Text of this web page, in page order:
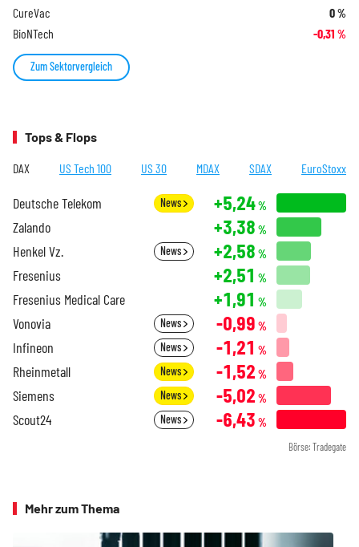
CureVac 0%
BioNTech -0,31 %
Zum Sektorvergleich
Tops & Flops
DAX US Tech 100 US 30 MDAX SDAX EuroStoxx
Deutsche Telekom News +5,24%
Zalando +3,38 %
Henkel Vz. News +2,58 %
Fresenius +2,51 %
Fresenius Medical Care +1,91 %
Vonovia News -0,99 %
Infineon News -1,21 %
Rheinmetall News -1,52 %
Siemens News -5,02 %
Scout24 News -6,43 %
Börse: Tradegate
Mehr zum Thema